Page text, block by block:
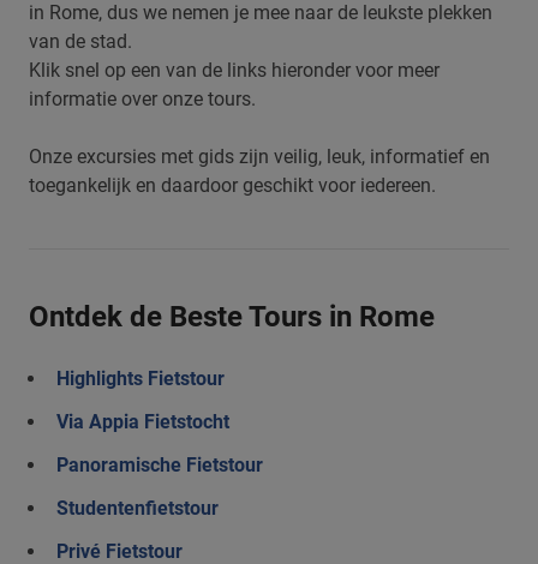
in Rome, dus we nemen je mee naar de leukste plekken
van de stad.
Klik snel op een van de links hieronder voor meer
informatie over onze tours.
Onze excursies met gids zijn veilig, leuk, informatief en
toegankelijk en daardoor geschikt voor iedereen.
Ontdek de Beste Tours in Rome
Highlights Fietstour
Via Appia Fietstocht
Panoramische Fietstour
Studentenfietstour
Privé Fietstour